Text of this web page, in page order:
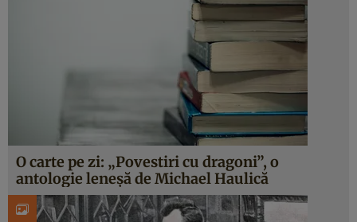
O carte pe zi: „Povestiri cu dragoni”, o
antologie leneşă de Michael Haulică